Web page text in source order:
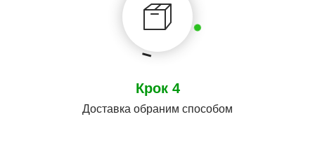
Крок 4
Доставка обраним способом